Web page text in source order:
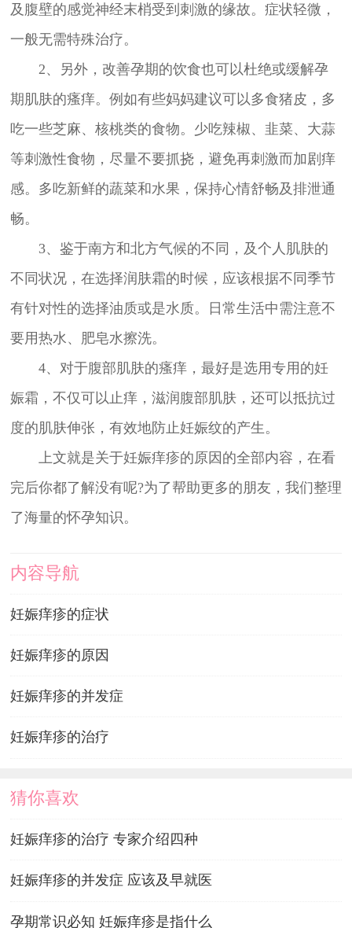
及腹壁的感觉神经末梢受到刺激的缘故。症状轻微，
一般无需特殊治疗。
2、另外，改善孕期的饮食也可以杜绝或缓解孕
期肌肤的瘙痒。例如有些妈妈建议可以多食猪皮，多
吃一些芝麻、核桃类的食物。少吃辣椒、韭菜、大蒜
等刺激性食物，尽量不要抓挠，避免再刺激而加剧痒
感。多吃新鲜的蔬菜和水果，保持心情舒畅及排泄通
畅。
3、鉴于南方和北方气候的不同，及个人肌肤的
不同状况，在选择润肤霜的时候，应该根据不同季节
有针对性的选择油质或是水质。日常生活中需注意不
要用热水、肥皂水擦洗。
4、对于腹部肌肤的瘙痒，最好是选用专用的妊
娠霜，不仅可以止痒，滋润腹部肌肤，还可以抵抗过
度的肌肤伸张，有效地防止妊娠纹的产生。
上文就是关于妊娠痒疹的原因的全部内容，在看
完后你都了解没有呢?为了帮助更多的朋友，我们整理
了海量的怀孕知识。
内容导航
妊娠痒疹的症状
妊娠痒疹的原因
妊娠痒疹的并发症
妊娠痒疹的治疗
猜你喜欢
妊娠痒疹的治疗 专家介绍四种
妊娠痒疹的并发症 应该及早就医
孕期常识必知 妊娠痒疹是指什么